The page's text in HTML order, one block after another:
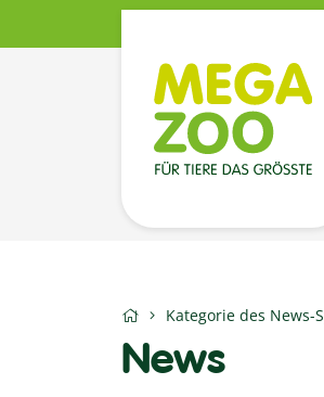
Kategorie des News-
News